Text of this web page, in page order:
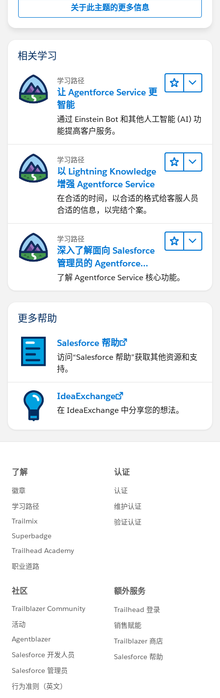
关于此主题的更多信息
相关学习
学习路径
让 Agentforce Service 更
智能
通过 Einstein Bot 和其他人工智能 (AI) 功
能提高客户服务。
学习路径
以 Lightning Knowledge
增强 Agentforce Service
在合适的时间，以合适的格式给客服人员
合适的信息，以完结个案。
学习路径
深入了解面向 Salesforce
管理员的 Agentforce
Service
了解 Agentforce Service 核心功能。
更多帮助
Salesforce 帮助
访问“Salesforce 帮助”获取其他资源和支
持。
IdeaExchange
在 IdeaExchange 中分享您的想法。